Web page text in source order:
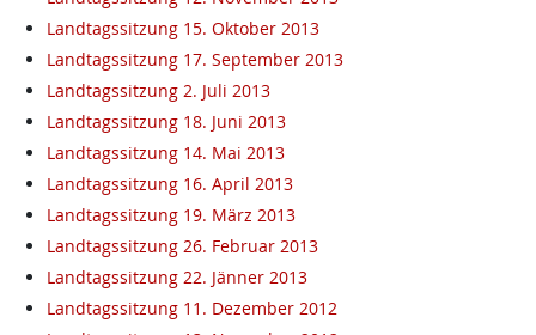
Landtagssitzung 15. Oktober 2013
Landtagssitzung 17. September 2013
Landtagssitzung 2. Juli 2013
Landtagssitzung 18. Juni 2013
Landtagssitzung 14. Mai 2013
Landtagssitzung 16. April 2013
Landtagssitzung 19. März 2013
Landtagssitzung 26. Februar 2013
Landtagssitzung 22. Jänner 2013
Landtagssitzung 11. Dezember 2012